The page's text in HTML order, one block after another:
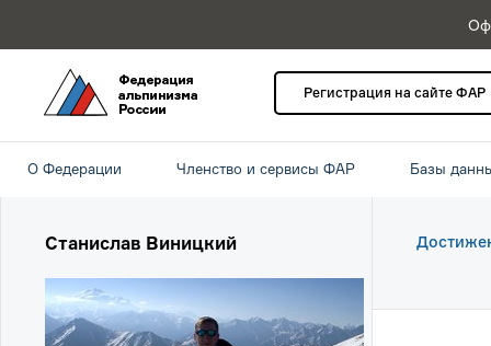
Регистрация на сайте ФАР
О Федерации Членство и сервисы ФАР Базы
Станислав Виницкий